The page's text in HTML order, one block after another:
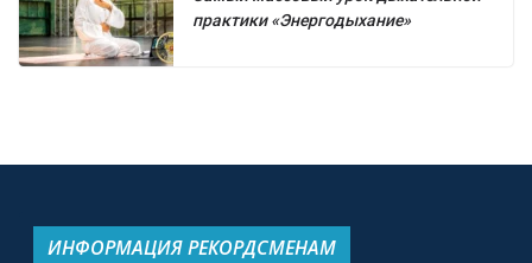
практики «Энергодыхание»
ИНФОРМАЦИЯ РЕКОРДСМЕНАМ